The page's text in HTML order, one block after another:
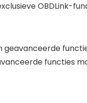
OBDLink-
geavanceerde
functies